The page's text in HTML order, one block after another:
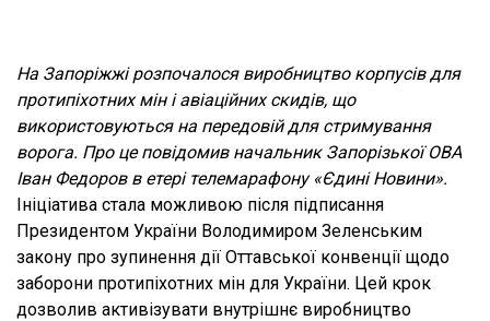
На Запоріжжі розпочалося виробництво корпусів для
протипіхотних мін і авіаційних скидів, що
використовуються на передовій для стримування
ворога. Про це повідомив начальник Запорізької ОВА
Іван Федоров в етері телемарафону «Єдині Новини».
Ініціатива стала можливою після підписання
Президентом України Володимиром Зеленським
закону про зупинення дії Оттавської конвенції щодо
заборони протипіхотних мін для України. Цей крок
дозволив активізувати внутрішнє виробництво